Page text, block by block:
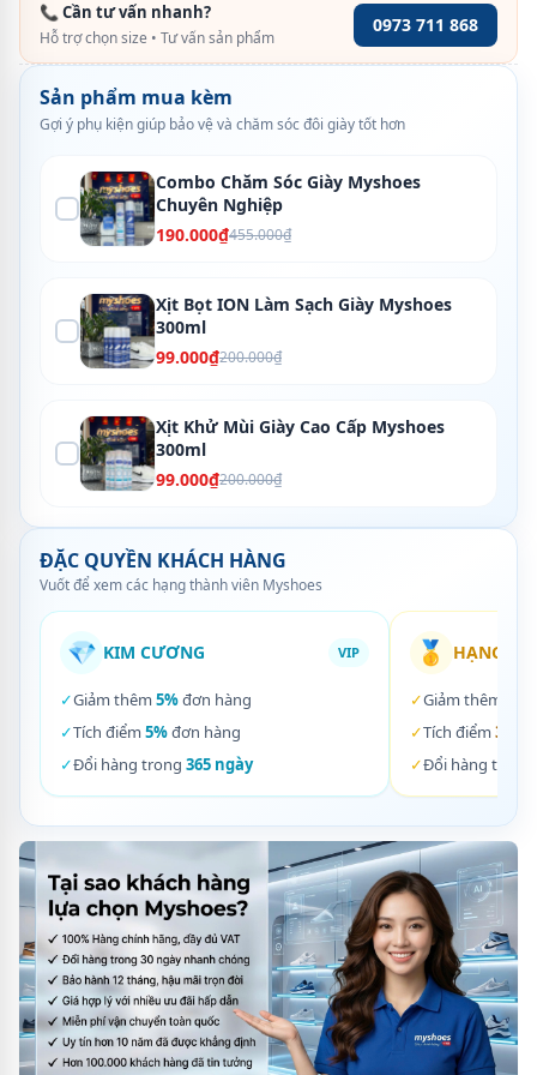
📞 Cần tư vấn nhanh?
Hỗ trợ chọn size • Tư vấn sản phẩm
0973 711 868
Sản phẩm mua kèm
Gợi ý phụ kiện giúp bảo vệ và chăm sóc đôi giày tốt hơn
Combo Chăm Sóc Giày Myshoes
Chuyên Nghiệp
190.000₫455.000₫
Xịt Bọt ION Làm Sạch Giày Myshoes
300ml
99.000₫200.000₫
Xịt Khử Mùi Giày Cao Cấp Myshoes
300ml
99.000₫200.000₫
ĐẶC QUYỀN KHÁCH HÀNG
Vuốt để xem các hạng thành viên Myshoes
💎 KIM CƯƠNG VIP
✓Giảm thêm 5%đơn hàng
✓Tích điểm 5%đơn hàng
✓Đổi hàng trong 365 ngày
🥇 HẠNG
✓Giảm thêm
✓Tích điểm 3%
✓Đổi hàng trong